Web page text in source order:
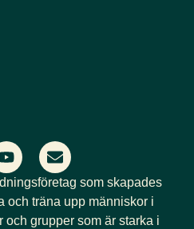
som skapades
och träna upp människor i
grupper som är starka i